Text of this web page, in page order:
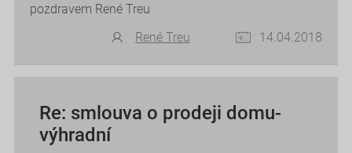
pozdravem René Treu
René Treu
14.04.2018
Re: smlouva o prodeji domu-
výhradní